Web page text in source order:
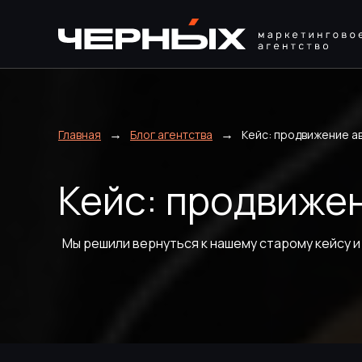
Главная → Блог агентства → Кейс: продвижение
Кейс:
Мы решили вернуться к нашему старому кейсу